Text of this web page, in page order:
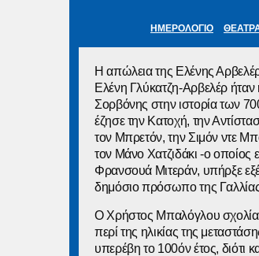
ΗΜΕΡΟΛΟΓΙΟ
Η απώλεια της Ελένης
Ελένη Γλύκατζη-Αρβελέρ
Σορβόνης στην ιστορία των
έζησε την Κατοχή, την
τον Μπρετόν, την Σιμόν ντε
τον Μάνο Χατζιδάκι -ο οποίος
Φρανσουά Μιτεράν, υπήρξε
δημόσιο πρόσωπο της
Ο Χρήστος Μπαλόγλου
περί της ηλικίας της
υπερέβη το 100όν έτος, διότι